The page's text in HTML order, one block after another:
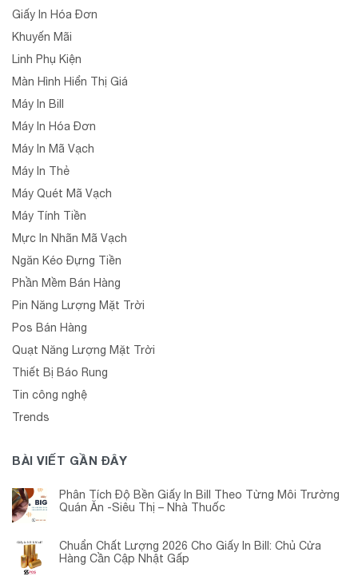
Giấy In Hóa Đơn
Khuyến Mãi
Linh Phụ Kiện
Màn Hình Hiển Thị Giá
Máy In Bill
Máy In Hóa Đơn
Máy In Mã Vạch
Máy In Thẻ
Máy Quét Mã Vạch
Máy Tính Tiền
Mực In Nhãn Mã Vạch
Ngăn Kéo Đựng Tiền
Phần Mềm Bán Hàng
Pin Năng Lượng Mặt Trời
Pos Bán Hàng
Quạt Năng Lượng Mặt Trời
Thiết Bị Báo Rung
Tin công nghệ
Trends
BÀI VIẾT GẦN ĐÂY
Phân Tích Độ Bền Giấy In Bill Theo Từng Môi Trường
Quán Ăn -Siêu Thị – Nhà Thuốc
Chuẩn Chất Lượng 2026 Cho Giấy In Bill: Chủ Cửa
Hàng Cần Cập Nhật Gấp